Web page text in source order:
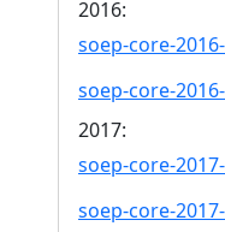
2016:
soep-core-
soep-core-
2017:
soep-core-
soep-core-